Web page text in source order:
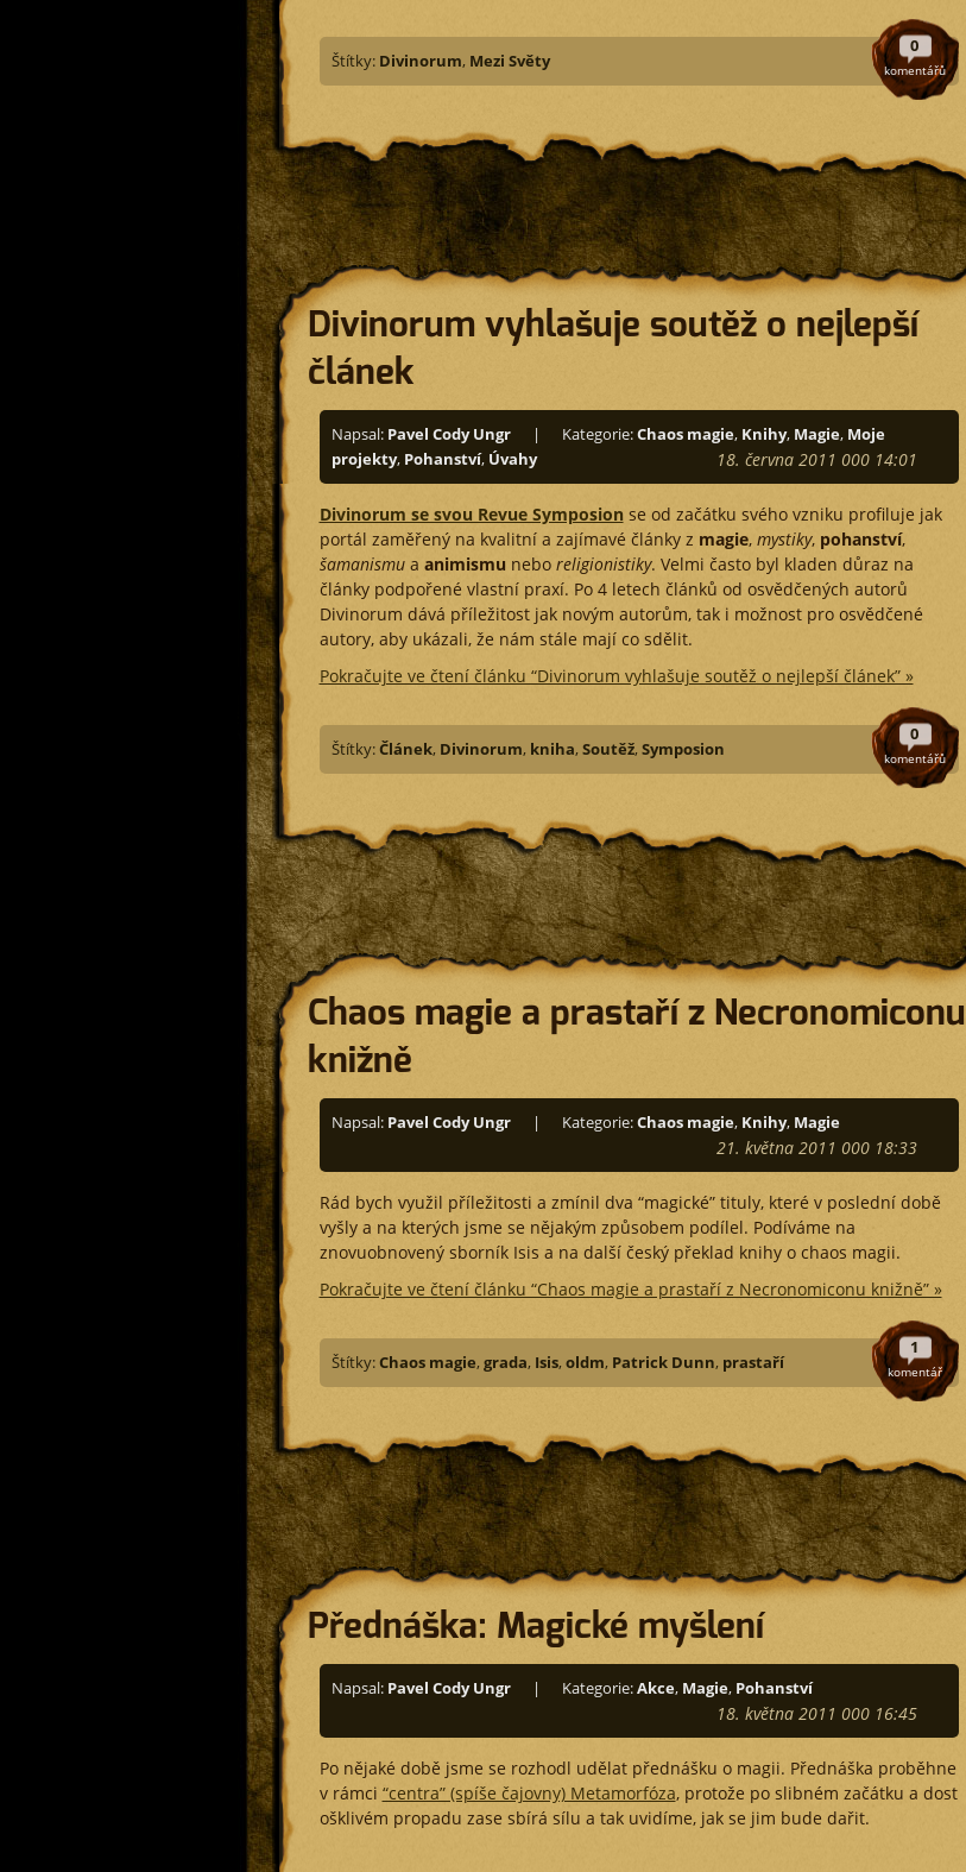
Štítky: Divinorum, Mezi Světy
0
komentářů
Divinorum vyhlašuje soutěž o nejlepší
článek
Napsal: Pavel Cody Ungr | Kategorie:Chaos magie, Knihy, Magie, Moje
projekty, Pohanství, Úvahy 18. června 2011 000 14:01
Divinorum se svou Revue Symposionse od začátku svého vzniku profiluje jak
portál zaměřený na kvalitní a zajímavé články z magie, mystiky, pohanství,
šamanismua animismunebo religionistiky. Velmi často byl kladen důraz na
články podpořené vlastní praxí. Po 4 letech článků od osvědčených autorů
Divinorum dává příležitost jak novým autorům, tak i možnost pro osvědčené
autory, aby ukázali, že nám stále mají co sdělit.
Pokračujte ve čtení článku “Divinorum vyhlašuje soutěž o nejlepší článek” »
Štítky:Článek, Divinorum, kniha,Soutěž,Symposion
0
komentářů
Chaos magie a prastaří z Necronomiconu
knižně
Napsal: Pavel Cody Ungr | Kategorie:Chaos magie, Knihy, Magie
21. května 2011 000 18:33
Rád bych využil příležitosti a zmínil dva “magické” tituly, které v poslední době
vyšly a na kterých jsme se nějakým způsobem podílel. Podíváme na
znovuobnovený sborník Isis a na další český překlad knihy o chaos magii.
Pokračujte ve čtení článku “Chaos magie a prastaří z Necronomiconu knižně” »
Štítky:Chaos magie,grada, Isis,oldm, Patrick Dunn, prastaří
1
komentář
Přednáška: Magické myšlení
Napsal: Pavel Cody Ungr | Kategorie:Akce, Magie, Pohanství
18. května 2011 000 16:45
Po nějaké době jsme se rozhodl udělat přednášku o magii. Přednáška proběhne
v rámci “centra” (spíše čajovny) Metamorfóza, protože po slibném začátku a dost
ošklivém propadu zase sbírá sílu a tak uvidíme, jak se jim bude dařit.